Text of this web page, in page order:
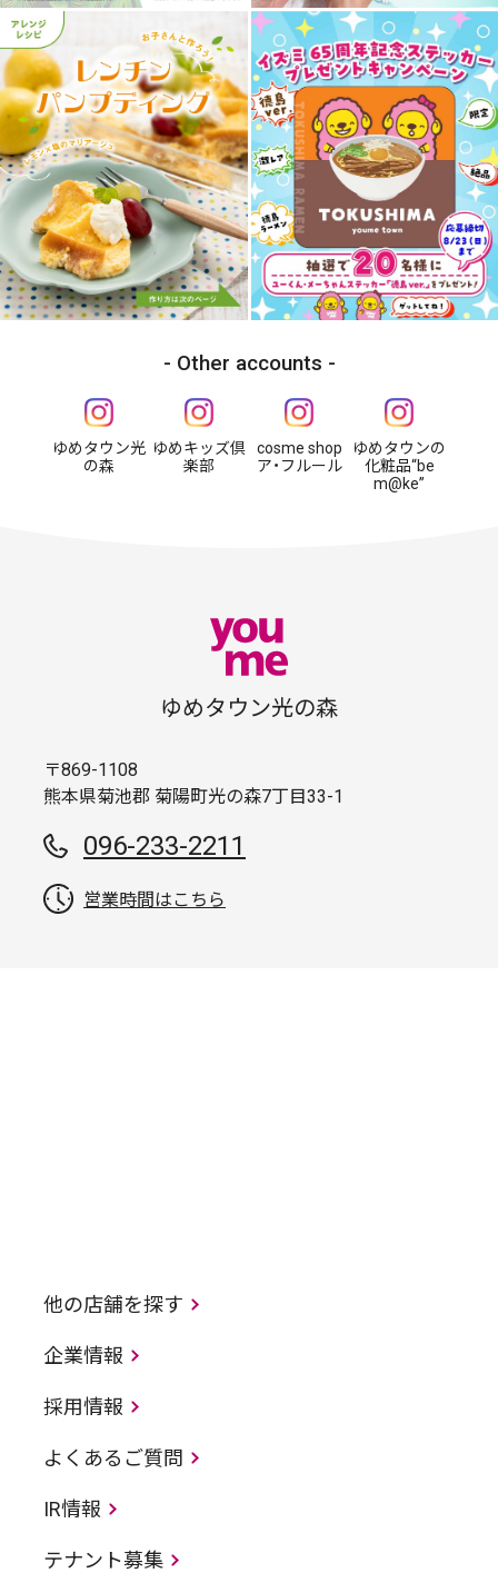
Other accounts
ゆめタウン光
の森
ゆめキッズ倶
楽部
cosme shop
ア・フルール
ゆめタウンの
化粧品“be
m@ke”
ゆめタウン光の森
〒869-1108
熊本県菊池郡 菊陽町光の森7丁目33-1
096-233-2211
営業時間はこちら
他の店舗を探す
企業情報
採用情報
よくあるご質問
IR情報
テナント募集